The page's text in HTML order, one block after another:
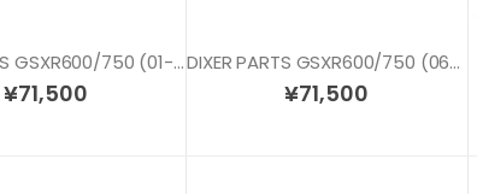
DIXER PARTS GSXR600/750 (01-05) スタントケージ
¥71,500
DIXER PARTS GSXR600/750 (06-10) スタントケージ
¥71,500